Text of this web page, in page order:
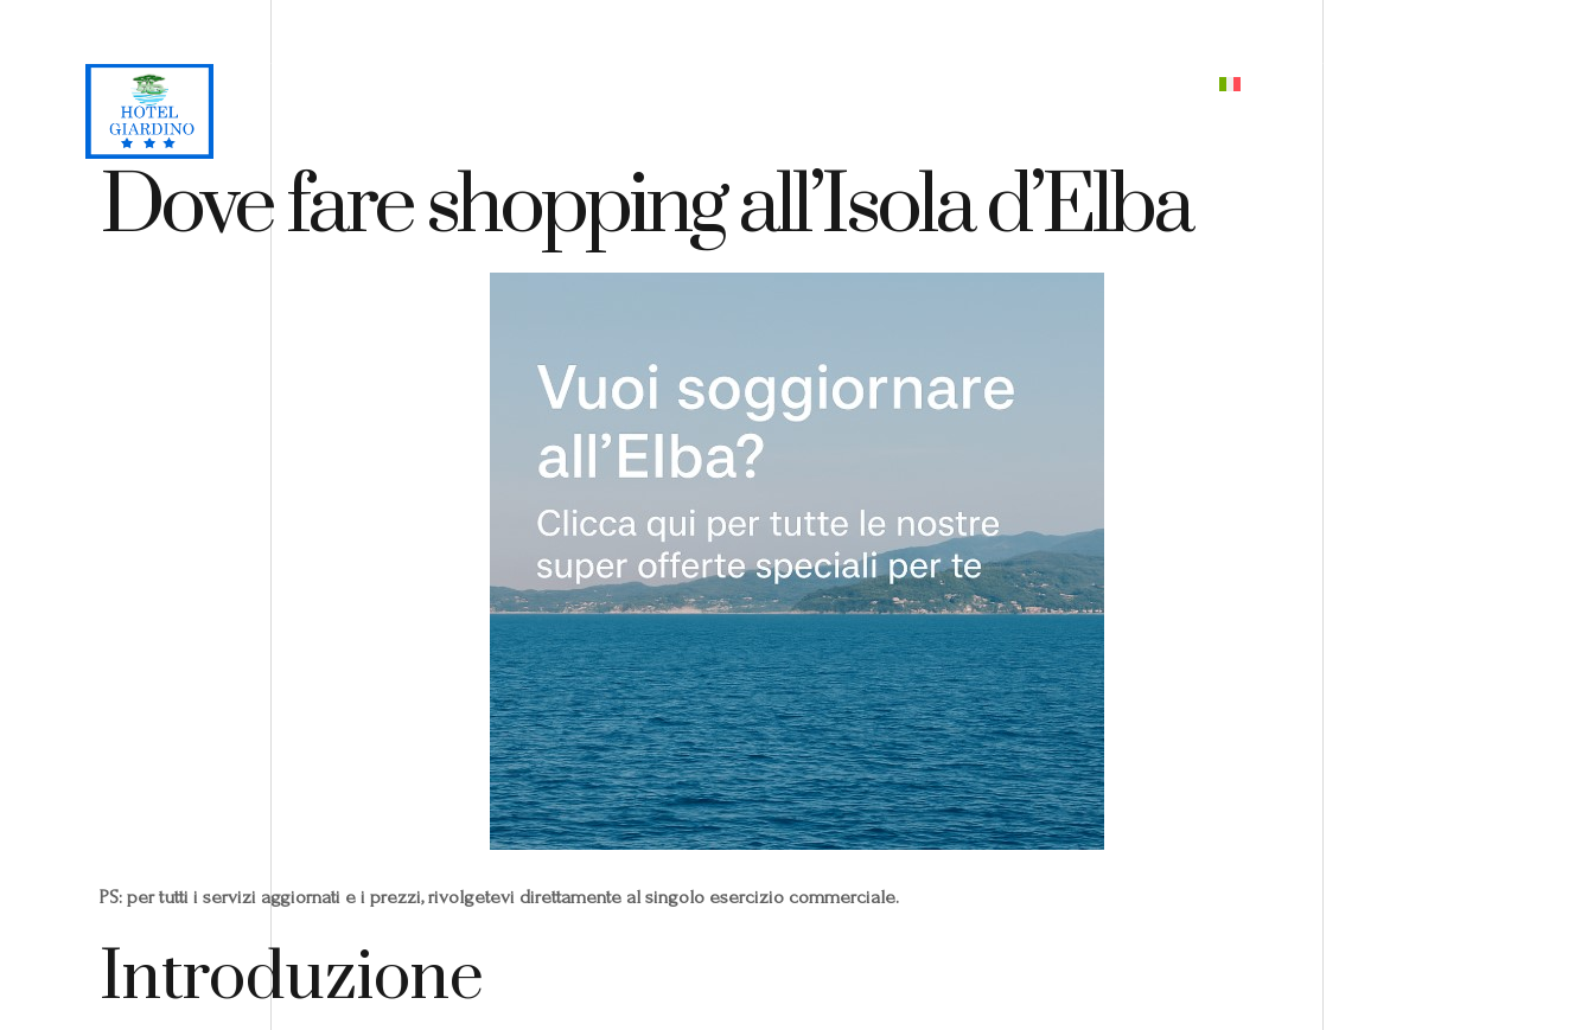
Dove fare shopping all’Isola d’Elba
PS: per tutti i servizi aggiornati e i prezzi, rivolgetevi direttamente al singolo esercizio commerciale.
Introduzione